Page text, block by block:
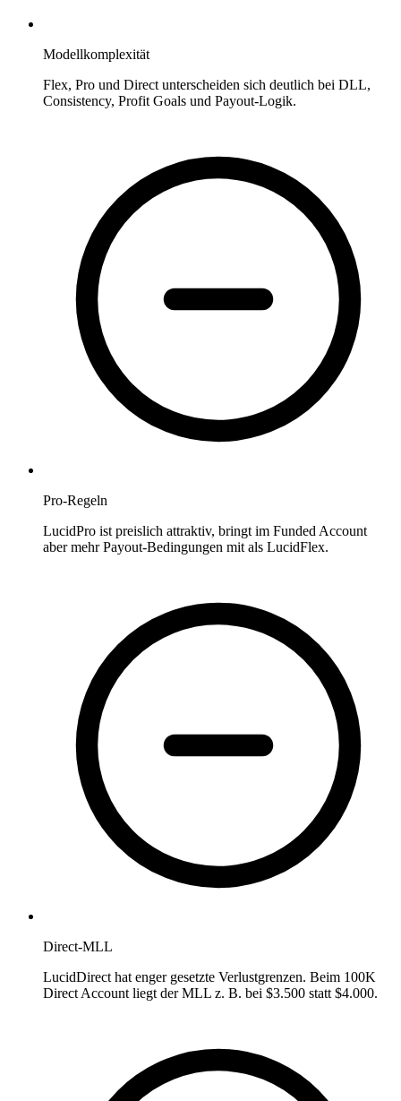
Modellkomplexität
Flex, Pro und Direct unterscheiden sich deutlich bei DLL,
Consistency, Profit Goals und Payout-Logik.
Pro-Regeln
LucidPro ist preislich attraktiv, bringt im Funded Account
aber mehr Payout-Bedingungen mit als LucidFlex.
Direct-MLL
LucidDirect hat enger gesetzte Verlustgrenzen. Beim 100K
Direct Account liegt der MLL z. B. bei $3.500 statt $4.000.